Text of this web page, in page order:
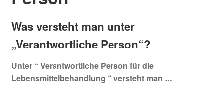
Was versteht man unter
„Verantwortliche Person“?
Unter “ Verantwortliche Person für die
Lebensmittelbehandlung “ versteht man …